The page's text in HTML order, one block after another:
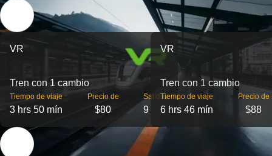
VR
Tren con 1 cambio
Tiempo de viaje
3 hrs 50 mín
Precio de
$80
Salidas
9
VR
Tren con 1 cambio
Tiempo de viaje
6 hrs 46 mín
Precio de
$88